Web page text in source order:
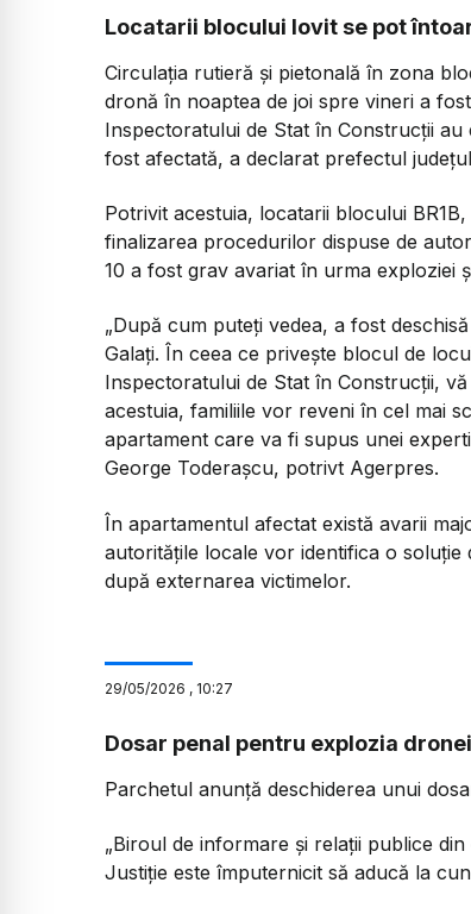
Locatarii blocului lovit se pot
Circulația rutieră și pietonală în zona
dronă în noaptea de joi spre vineri a
Inspectoratului de Stat în Construcții
fost afectată, a declarat prefectul
Potrivit acestuia, locatarii blocului
finalizarea procedurilor dispuse de
10 a fost grav avariat în urma exploziei
„După cum puteți vedea, a fost
Galați. În ceea ce privește blocul de
Inspectoratului de Stat în Construcții,
acestuia, familiile vor reveni în cel mai
apartament care va fi supus unei
George Toderașcu, potrivt Agerpres.
În apartamentul afectat există avarii
autoritățile locale vor identifica o
după externarea victimelor.
29/05/2026 , 10:27
Dosar penal pentru explozia dronei
Parchetul anunță deschiderea unui
„Biroul de informare și relații publice
Justiție este împuternicit să aducă la